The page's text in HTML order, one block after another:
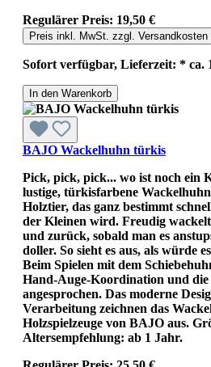
Regulärer Preis: 19,50 €
Preis inkl. MwSt. zzgl. Versandkosten
Sofort verfügbar, Lieferzeit: * ca.
In den Warenkorb
BAJO Wackelhuhn türkis
Pick, pick, pick... wo ist noch ein
lustige, türkisfarbene
Holztier, das ganz bestimmt
der Kleinen wird. Freudig
und zurück, sobald man es
doller. So sieht es aus, als würde
Beim Spielen mit dem
Hand-Auge-Koordination und
angesprochen. Das moderne
Verarbeitung zeichnen das
Holzspielzeuge von BAJO aus.
Altersempfehlung: ab 1 Jahr.